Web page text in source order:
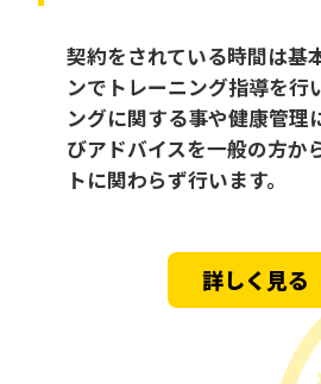
契約をされている時間は基
ンでトレーニング指導を行
ングに関する事や健康管理
びアドバイスを一般の方か
トに関わらず行います。
詳しく見る